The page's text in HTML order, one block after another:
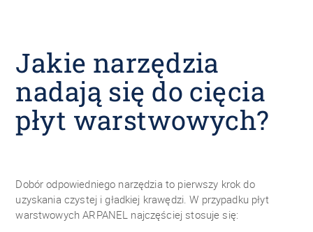
Jakie narzędzia
nadają się do cięcia
płyt warstwowych?
Dobór odpowiedniego narzędzia to pierwszy krok do
uzyskania czystej i gładkiej krawędzi. W przypadku płyt
warstwowych ARPANEL najczęściej stosuje się: